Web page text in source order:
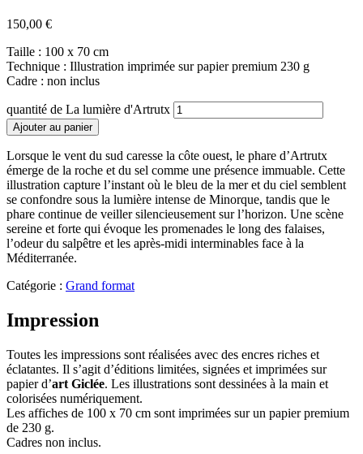
150,00 €
Taille : 100 x 70 cm
Technique : Illustration imprimée sur papier premium 230 g
Cadre : non inclus
quantité de La lumière d'Artrutx
Ajouter au panier
Lorsque le vent du sud caresse la côte ouest, le phare d’Artrutx
émerge de la roche et du sel comme une présence immuable. Cette
illustration capture l’instant où le bleu de la mer et du ciel semblent
se confondre sous la lumière intense de Minorque, tandis que le
phare continue de veiller silencieusement sur l’horizon. Une scène
sereine et forte qui évoque les promenades le long des falaises,
l’odeur du salpêtre et les après-midi interminables face à la
Méditerranée.
Catégorie : Grand format
Impression
Toutes les impressions sont réalisées avec des encres riches et
éclatantes. Il s’agit d’éditions limitées, signées et imprimées sur
papier d’art Giclée. Les illustrations sont dessinées à la main et
colorisées numériquement.
Les affiches de 100 x 70 cm sont imprimées sur un papier premium
de 230 g.
Cadres non inclus.